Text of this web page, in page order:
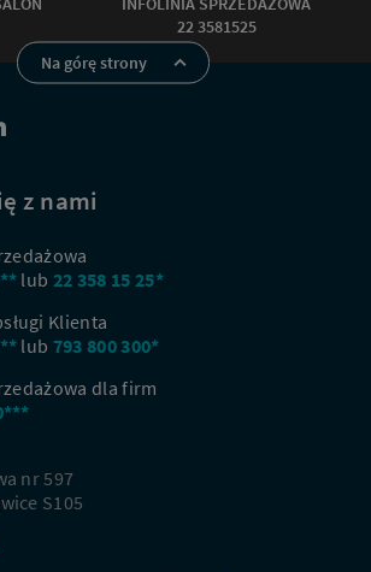
22 3581525
Na górę strony
z nami
lub 22 358 15 25*
Klienta
lub 793 800 300*
dla firm
nr 597
S105